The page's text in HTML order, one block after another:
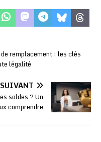
remplacement : les clés
légalité
SUIVANT
soldes ? Un
comprendre